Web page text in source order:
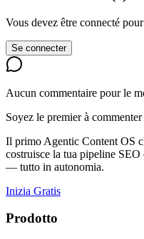
Vous devez être connecté
Se connecter
Aucun commentaire pour le
Soyez le premier à
Il primo Agentic Content OS
costruisce la tua pipeline
— tutto in autonomia.
Inizia Gratis
Prodotto